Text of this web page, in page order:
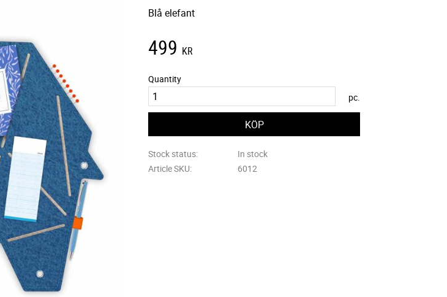
Blå elefant
499 KR
Quantity
pc.
Stock status
In stock
Article SKU
6012